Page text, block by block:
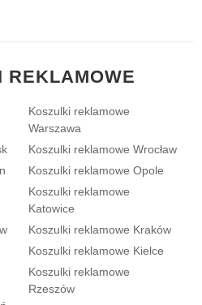
REKLAMOWE
Koszulki reklamowe
Warszawa
Koszulki reklamowe Wrocław
Koszulki reklamowe Opole
Koszulki reklamowe
Katowice
Koszulki reklamowe Kraków
Koszulki reklamowe Kielce
Koszulki reklamowe
Rzeszów